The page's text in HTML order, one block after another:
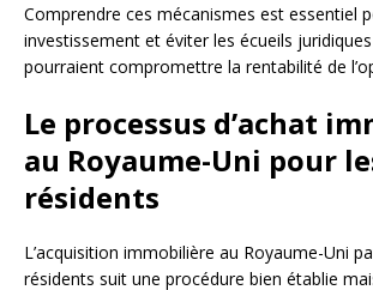
Comprendre ces mécanismes est essentiel
investissement et éviter les écueils
pourraient compromettre la rentabilité de
Le processus d’achat
au Royaume-Uni pour
résidents
L’acquisition immobilière au Royaume-Uni
résidents suit une procédure bien établie